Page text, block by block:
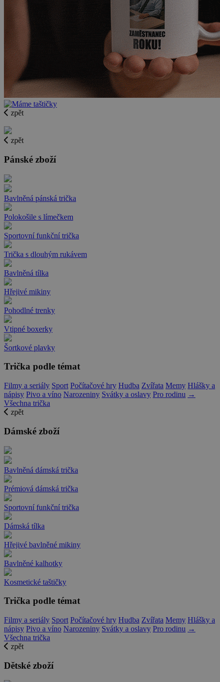
zpět
zpět
Pánské zboží
Bavlněná pánská trička
Polokošile s límečkem
Sportovní funkční trička
Trička s dlouhým rukávem
Bavlněná tílka
Hřejivé mikiny
Pohodlné trenky
Vtipné boxerky
Šortkové plavky
Trička podle témat
Filmy a seriály Sport Počítačové hry Hudba Zvířata Memy Hlášky a
nápisy Pivo a víno Narozeniny Svátky a oslavy Pro rodinu →
Všechna trička
zpět
Dámské zboží
Bavlněná dámská trička
Prémiová dámská trička
Sportovní funkční trička
Dámská tílka
Hřejivé bavlněné mikiny
Bavlněné kalhotky
Kosmetické taštičky
Trička podle témat
Filmy a seriály Sport Počítačové hry Hudba Zvířata Memy Hlášky a
nápisy Pivo a víno Narozeniny Svátky a oslavy Pro rodinu →
Všechna trička
zpět
Dětské zboží